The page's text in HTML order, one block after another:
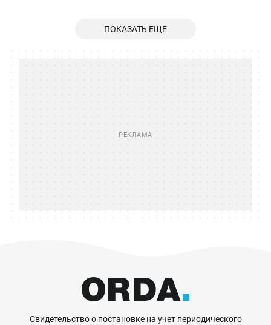
ПОКАЗАТЬ ЕЩЕ
Свидетельство о постановке на учет периодического